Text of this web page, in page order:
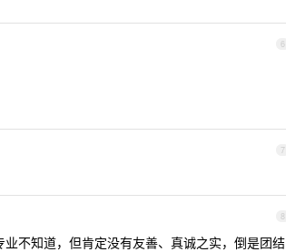
6
7
8
不知道，但肯定没有友善、真诚之实，倒是团结